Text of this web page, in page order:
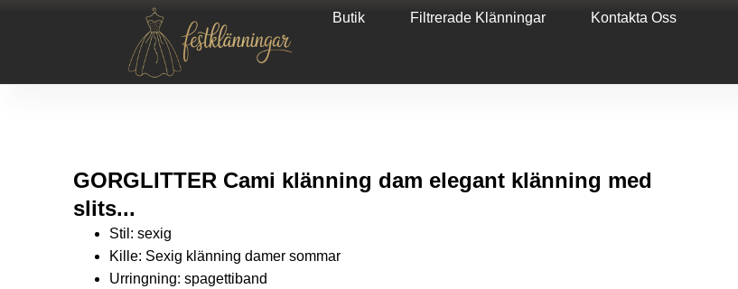
Butik Filtrerade Klänningar Kontakta Oss
GORGLITTER Cami klänning dam elegant klänning med
slits...
Stil: sexig
Kille: Sexig klänning damer sommar
Urringning: spagettiband